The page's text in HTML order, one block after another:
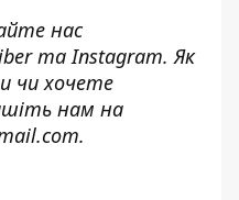
нас
таInstagram. Як
чи хочете
нам на